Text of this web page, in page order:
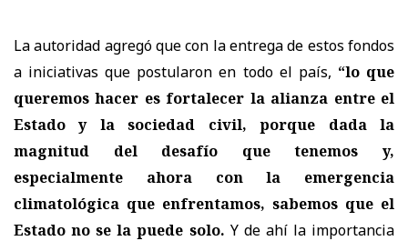
La autoridad agregó que con la entrega de estos fondos
a iniciativas que postularon en todo el país, “lo que
queremos hacer es fortalecer la alianza entre el
Estado y la sociedad civil, porque dada la
magnitud del desafío que tenemos y,
especialmente ahora con la emergencia
climatológica que enfrentamos, sabemos que el
Estado no se la puede solo. Y de ahí la importancia